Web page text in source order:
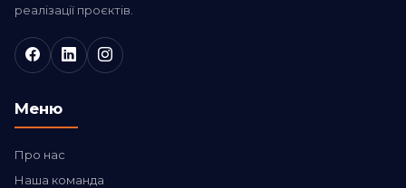
реалізації проєктів.
Меню
Про нас
Наша команда